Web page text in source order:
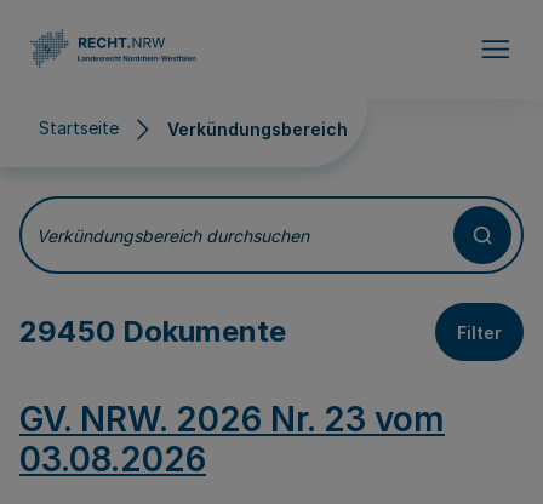
Startseite Verkündungsbereich
Verkündungsbereich
Verkündungsbereich durchsuchen
29450 Dokumente Filter
GV. NRW. 2026 Nr. 23 vom
03.08.2026